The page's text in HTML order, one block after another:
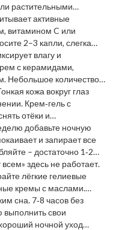
растительными
активные
витамином C или
2–3 капли, слегка
влагу и
с керамидами,
Небольшое количество
шее.кожа вокруг глаз
Крем‑гель с
отёки и
добавьте ночную
и запирает все
– достаточно 1‑2
здесь не работает.
лёгкие гелиевые
кремы с маслами.
участке, чтобы
сна. 7‑8 часов без
выполнить свои
ночной уход